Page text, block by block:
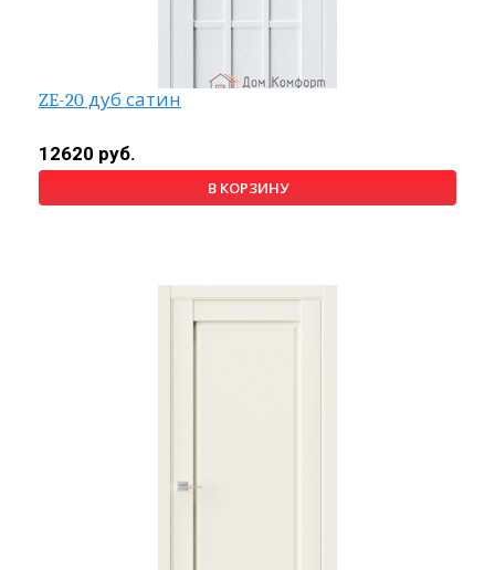
ZE-20 дуб сатин
12620 руб.
В КОРЗИНУ